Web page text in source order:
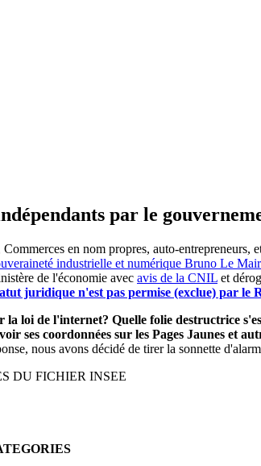
par le
en nom propres, auto-
industrielle et numérique Bruno Le
de l'économie avec avis de la CNIL et
juridique n'est pas permise (exclue) par le
de l'internet? Quelle folie destructrice
ses coordonnées sur les Pages Jaunes et
nous avons décidé de tirer la sonnette
DU FICHIER INSEE